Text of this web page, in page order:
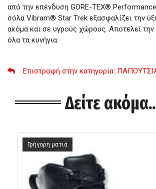
από την επένδυση GORE-TEX®
σόλα Vibram® Star Trek εξασφαλίζει την
ακόμα και σε υγρούς χώρους. Αποτελεί την
όλα τα κυνήγια.
Επιστροφή στην κατηγορία:
Δείτε
Γρήγορη ματιά